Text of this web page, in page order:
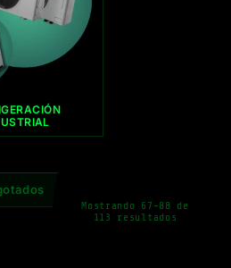
Mostrando 67–88 de
113 resultados